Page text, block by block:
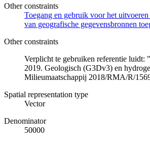
Other constraints
Toegang en gebruik voor het
van geografische gegevensbronnen
Other constraints
Verplicht te gebruiken referentie
2019. Geologisch (G3Dv3) en
Milieumaatschappij 2018/RMA/R/
Spatial representation type
Vector
Denominator
50000